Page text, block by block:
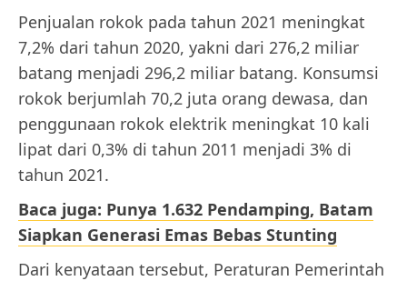
Penjualan rokok pada tahun 2021 meningkat
7,2% dari tahun 2020, yakni dari 276,2 miliar
batang menjadi 296,2 miliar batang. Konsumsi
rokok berjumlah 70,2 juta orang dewasa, dan
penggunaan rokok elektrik meningkat 10 kali
lipat dari 0,3% di tahun 2011 menjadi 3% di
tahun 2021.
Baca juga: Punya 1.632 Pendamping, Batam
Siapkan Generasi Emas Bebas Stunting
Dari kenyataan tersebut, Peraturan Pemerintah